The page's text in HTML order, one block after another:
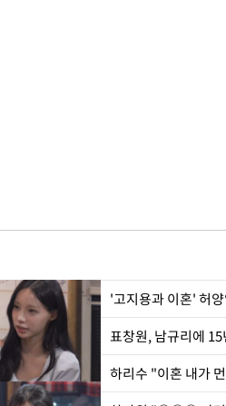
'고지용과 이혼' 허
하리수 "이혼 내가